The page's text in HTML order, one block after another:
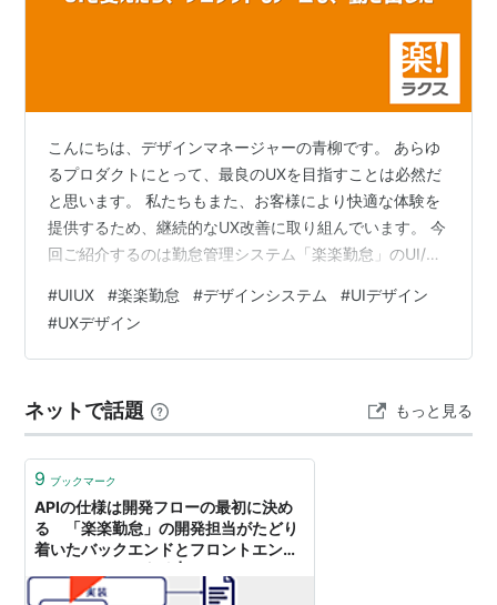
こんにちは、デザインマネージャーの青柳です。 あらゆ
るプロダクトにとって、最良のUXを目指すことは必然だ
と思います。 私たちもまた、お客様により快適な体験を
提供するため、継続的なUX改善に取り組んでいます。 今
回ご紹介するのは勤怠管理システム「楽楽勤怠」のUI/UX
客満足につながる独自性の両立を目指して、プロダクト
の体験を一歩進める取り組みに挑みました。 今回はプロ
ジェクトの背景・工夫・成果だけでなく、デザイン組織
についてもお話しできればと思います。 目指すのは「一
貫した体験の提供」と「使いや…
#UIUX #楽楽勤怠 #デザインシステム #UIデザイン
#UXデザイン
ネットで話題 もっと見る
9 ブックマーク
APIの仕様は開発フローの最初に決め
る 「楽楽勤怠」の開発担当がたどり
着いたバックエンドとフロントエンド
Business